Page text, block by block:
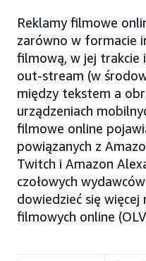
Reklamy filmowe
zarówno w formacie
filmową, w jej trakcie
out-stream (w
między tekstem a
urządzeniach
filmowe online
powiązanych z
Twitch i Amazon
czołowych
dowiedzieć się
filmowych online